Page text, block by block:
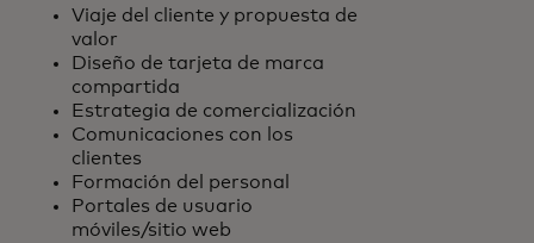
Viaje del cliente y propuesta de
valor
Diseño de tarjeta de marca
compartida
Estrategia de comercialización
Comunicaciones con los
clientes
Formación del personal
Portales de usuario
móviles/sitio web